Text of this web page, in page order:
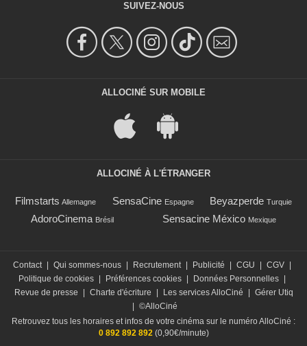
SUIVEZ-NOUS
ALLOCINÉ SUR MOBILE
ALLOCINÉ À L'ÉTRANGER
Filmstarts Allemagne SensaCine Espagne Beyazperde Turquie
AdoroCinema Brésil Sensacine México Mexique
Contact Qui sommes-nous Recrutement Publicité CGU CGV
Politique de cookies
Préférences cookies Données Personnelles
Revue de presse
Charte d'écriture Les services AlloCiné
Gérer Utiq
©AlloCiné
Retrouvez tous les horaires et infos de votre cinéma sur le numéro AlloCiné :
0 892 892 892(0,90€/minute)